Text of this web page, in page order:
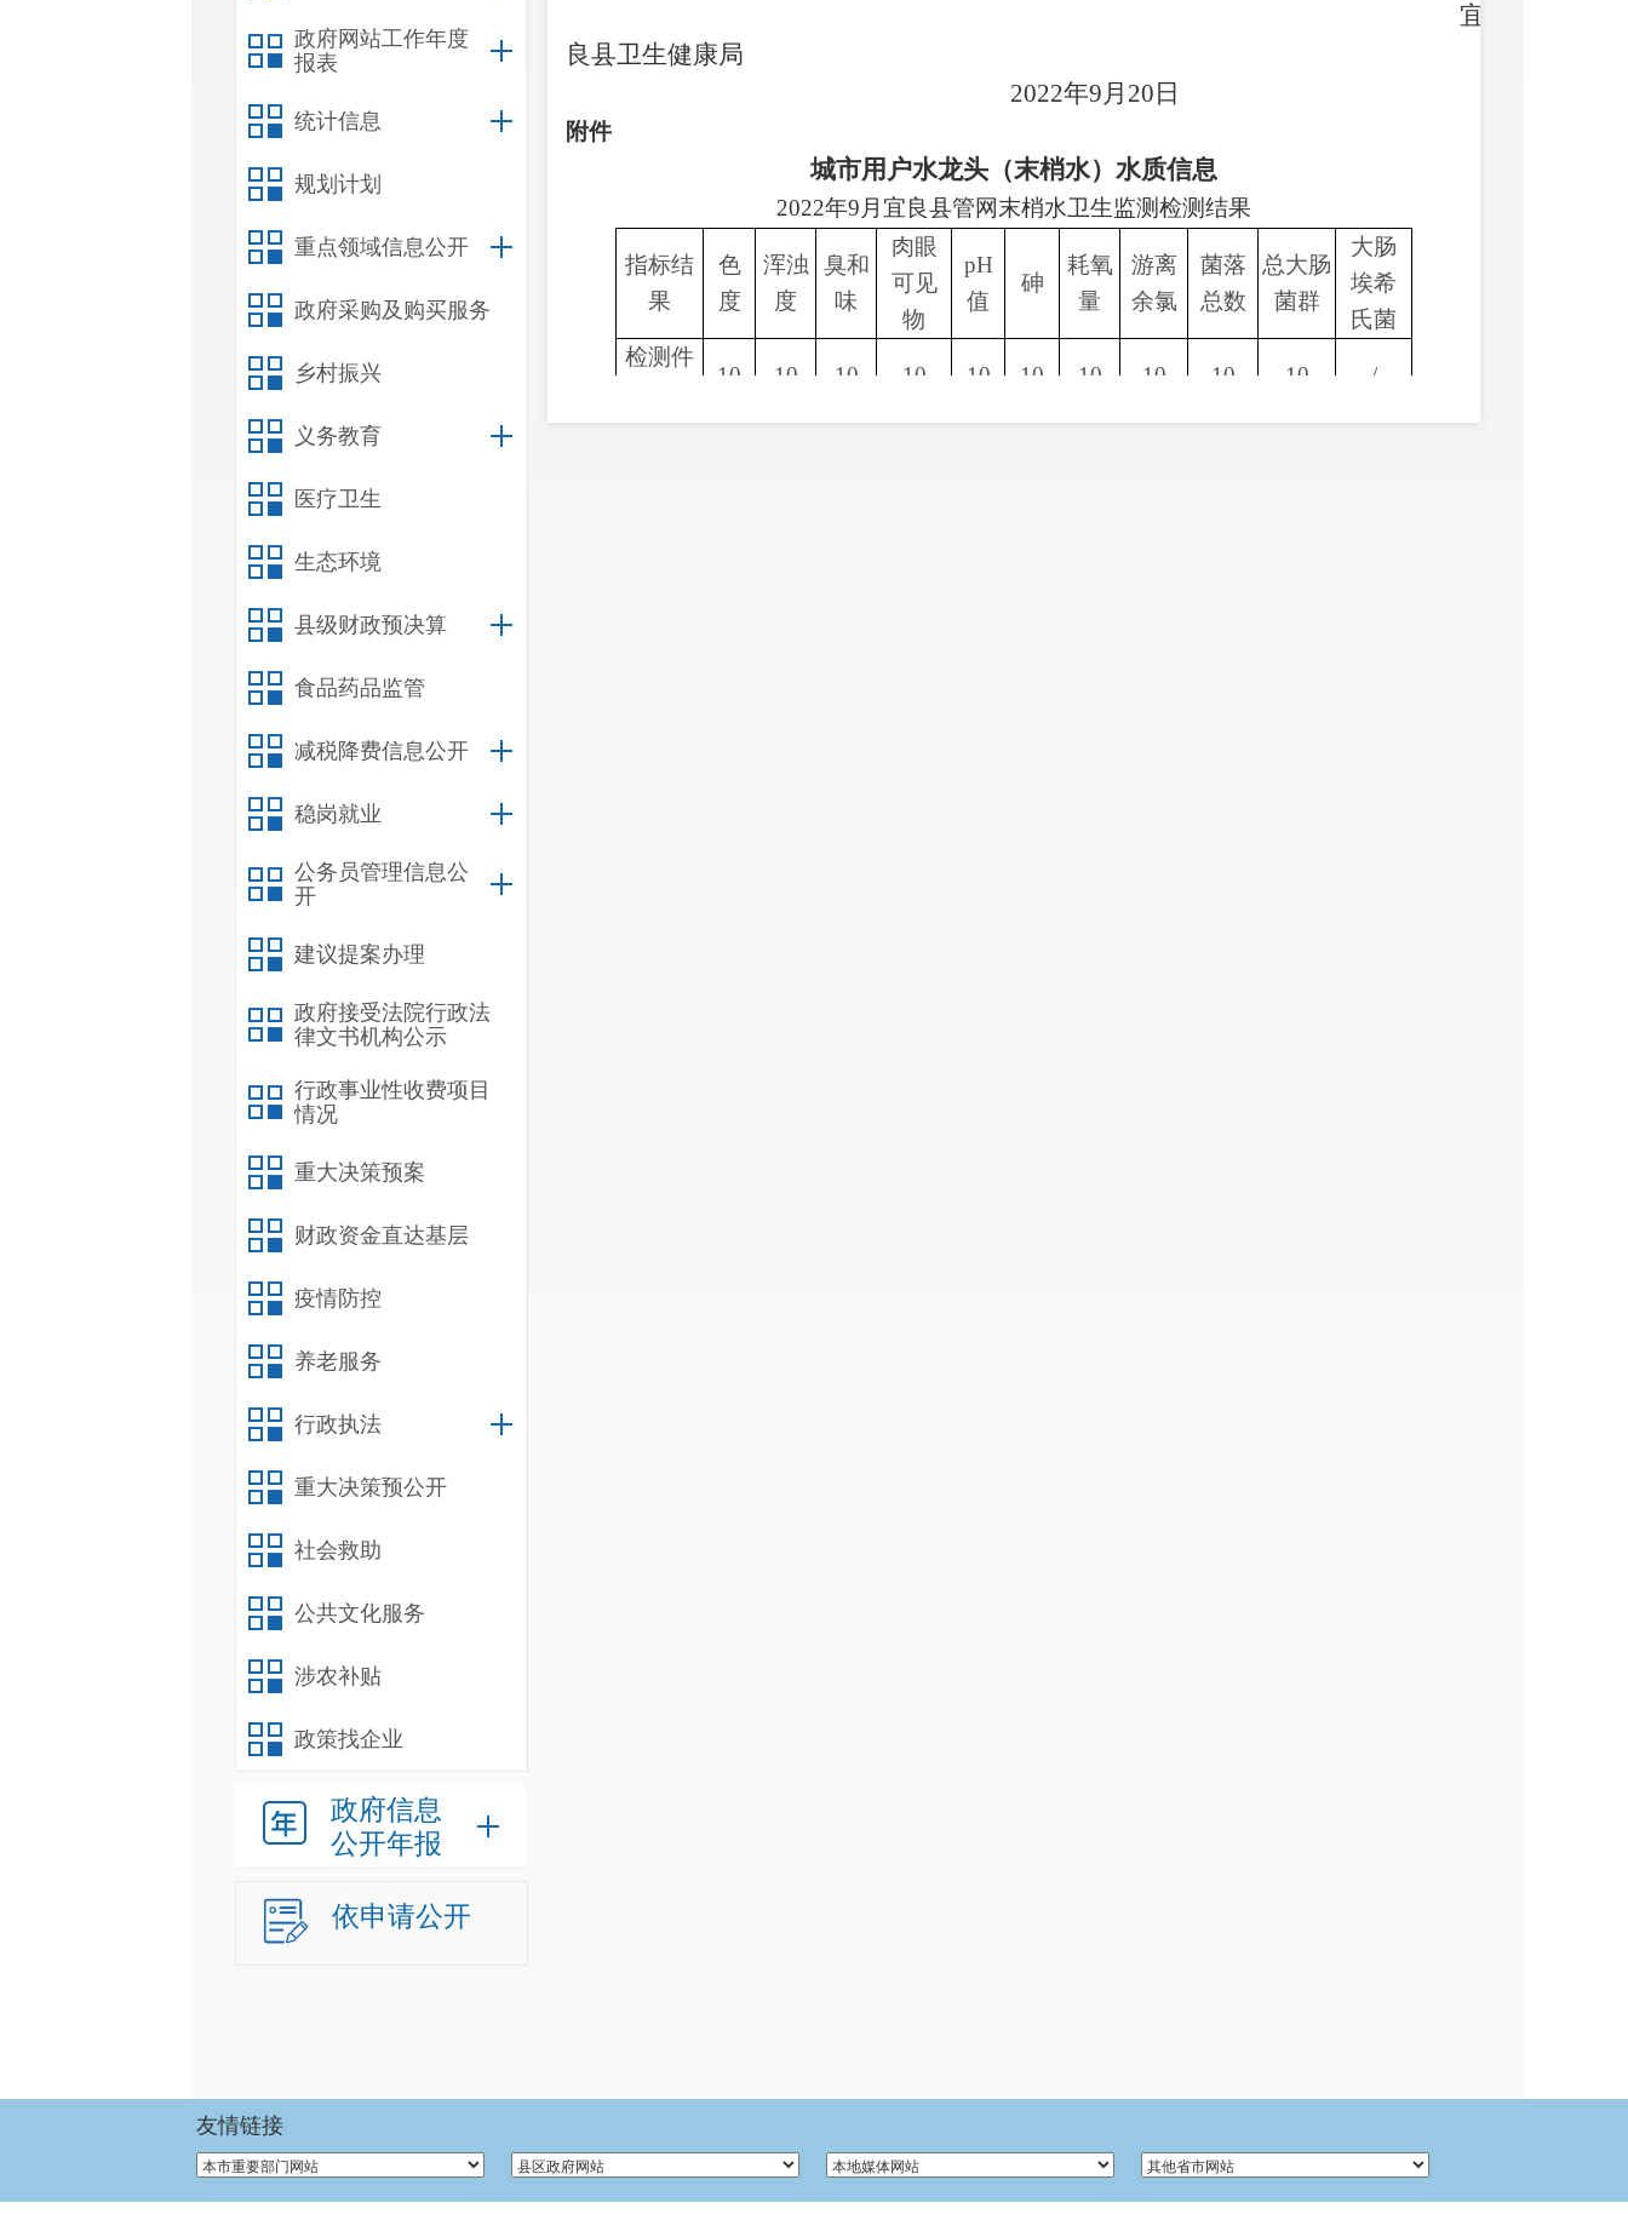
政府网站工作年度
报表
统计信息
规划计划
重点领域信息公开
政府采购及购买服务
乡村振兴
义务教育
医疗卫生
生态环境
县级财政预决算
食品药品监管
减税降费信息公开
稳岗就业
公务员管理信息公
开
建议提案办理
政府接受法院行政法
律文书机构公示
行政事业性收费项目
情况
重大决策预案
财政资金直达基层
疫情防控
养老服务
行政执法
重大决策预公开
社会救助
公共文化服务
涉农补贴
政策找企业
政府信息
公开年报
依申请公开
宜
良县卫生健康局
2022年9月20日
附件
城市用户水龙头（末梢水）水质信息
2022年9月宜良县管网末梢水卫生监测检测结果
指标结
果
色
度
浑浊
度
臭和
味
肉眼
可见
物
pH
值
砷
耗氧
量
游离
余氯
菌落
总数
总大肠
菌群
大肠
埃希
氏菌
检测件
10 10 10 10 10 10 10 10 10 10 /
合格件
友情链接